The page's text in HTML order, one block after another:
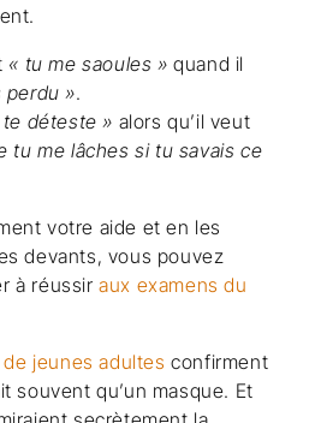
« tu me saoules » quand il
perdu ».
te déteste » alors qu’il veut
tu me lâches si tu savais ce
votre aide et en les
devants, vous pouvez
à réussir aux examens du
jeunes adultes confirment
souvent qu’un masque. Et